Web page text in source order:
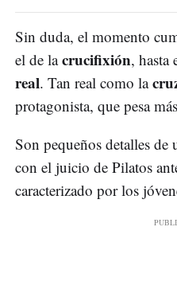
Sin duda, el momento
el de lacrucifixión, hasta
real. Tan real como la
protagonista, que pesa
Son pequeños detalles de
con el juicio de Pilatos
caracterizado por los